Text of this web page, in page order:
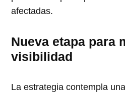
afectadas.
Nueva etapa para
visibilidad
La estrategia contempla